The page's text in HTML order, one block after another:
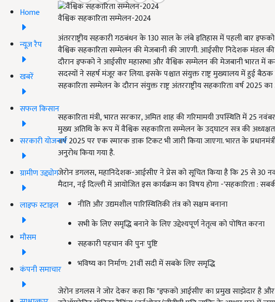
Home
न्यूज़ रैप
खबरें
सफल किसान
सरकारी योजनाएं
ग्रामीण उद्द्योग
लाइफ स्टाइल
मौसम
कंपनी समाचार
वैश्विक सहकारिता सम्मेलन-2024
अंतरराष्ट्रीय सहकारी गठबंधन के 130 साल के लंबे इतिहास में पहली बार
वैश्विक सहकारिता सम्मेलन की मेजबानी की जाएगी. आईसीए निदेशक मंडल
दौरान इफको ने आईसीए महासभा और वैश्विक सम्मेलन की मेजबानी भारत में
सदस्यों ने सहर्ष मंजूर कर लिया. इसके पश्चात संयुक्त राष्ट्र मुख्यालय में हुई बैठक
सहकारिता सम्मेलन के दौरान संयुक्त राष्ट्र अंतरराष्ट्रीय सहकारिता वर्ष 2025
सहकारिता मंत्री, भारत सरकार, अमित शाह की गरिमामयी उपस्थिति में 25
मुख्य अतिथि के रूप में वैश्विक सहकारिता सम्मेलन के उद्घाटन सत्र की अध्यक्षता
वर्ष 2025 पर एक स्मारक डाक टिकट भी जारी किया जाएगा. भारत के
अनुरोध किया गया है.
जेरोन डगलस, महानिदेशक-आईसीए ने प्रेस को सूचित किया है कि 25 से 30
मैदान, नई दिल्ली में आयोजित इस कार्यक्रम का विषय होगा -'सहकारिता :
नीति और उद्यमशील पारिस्थितिकी तंत्र को सक्षम बनाना
सभी के लिए समृद्धि बनाने के लिए उद्देश्यपूर्ण नेतृत्व को पोषित करना
सहकारी पहचान की पुनः पुष्टि
भविष्य का निर्माण: 21वीं सदी में सबके लिए समृद्धि
जेरोन डगलस ने जोर देकर कहा कि "इफको आईसीए का प्रमुख साझेदार है और